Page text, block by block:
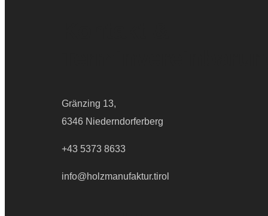
Gränzing 13,
6346 Niederndorferberg
+43 5373 8633
info@holzmanufaktur.tirol